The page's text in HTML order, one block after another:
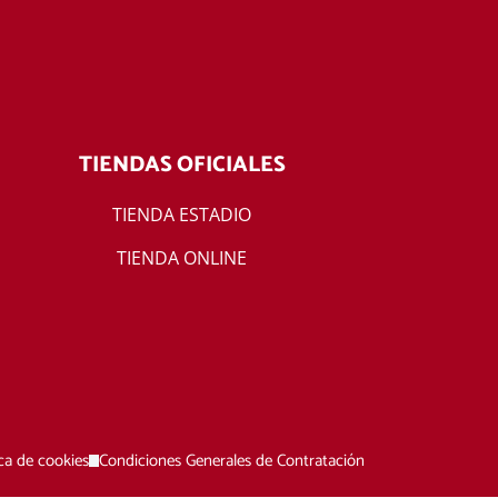
TIENDAS OFICIALES
TIENDA ESTADIO
TIENDA ONLINE
de cookies Condiciones Generales de Contratación